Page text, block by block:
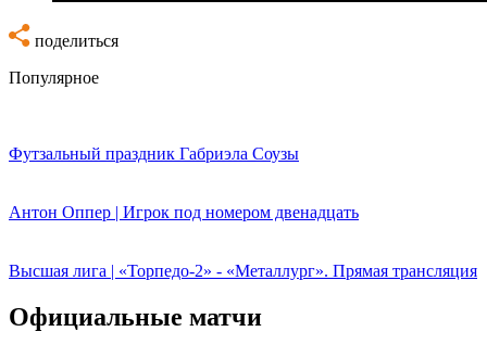
поделиться
Популярное
Футзальный праздник Габриэла Соузы
Антон Оппер | Игрок под номером двенадцать
Высшая лига | «Торпедо-2» - «Металлург». Прямая трансляция
Официальные матчи